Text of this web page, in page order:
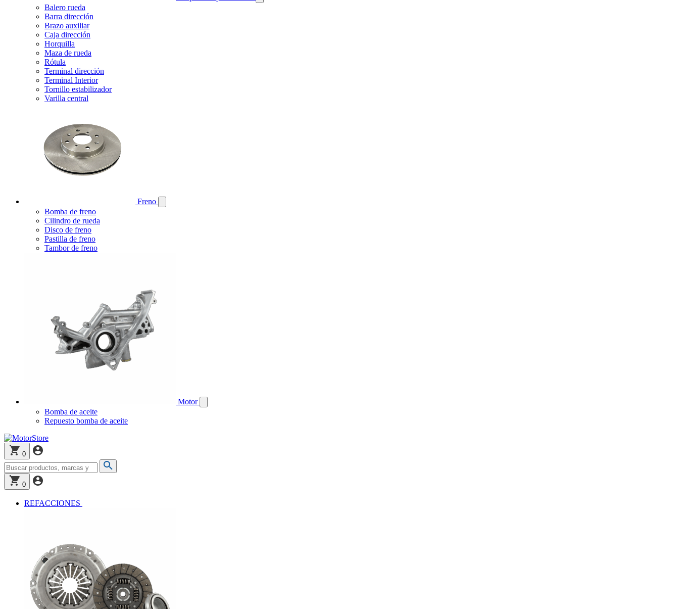
Balero rueda
Barra dirección
Brazo auxiliar
Caja dirección
Horquilla
Maza de rueda
Rótula
Terminal dirección
Terminal Interior
Tornillo estabilizador
Varilla central
Freno
Bomba de freno
Cilindro de rueda
Disco de freno
Pastilla de freno
Tambor de freno
Motor
Bomba de aceite
Repuesto bomba de aceite
0
0
REFACCIONES